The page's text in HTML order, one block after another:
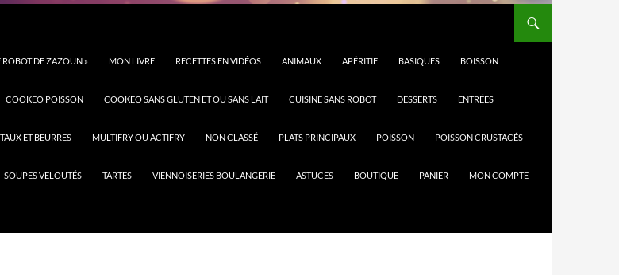
ROBOT DE ZAZOUN » MON LIVRE RECETTES EN VIDÉOS ANIMAUX APÉRITIF BASIQUES BOISSON
COOKEO POISSON COOKEO SANS GLUTEN ET OU SANS LAIT CUISINE SANS ROBOT DESSERTS ENTRÉES
ET BEURRES MULTIFRY OU ACTIFRY NON CLASSÉ PLATS PRINCIPAUX POISSON POISSON CRUSTACÉS
SOUPES VELOUTÉS TARTES VIENNOISERIES BOULANGERIE ASTUCES BOUTIQUE PANIER MON COMPTE